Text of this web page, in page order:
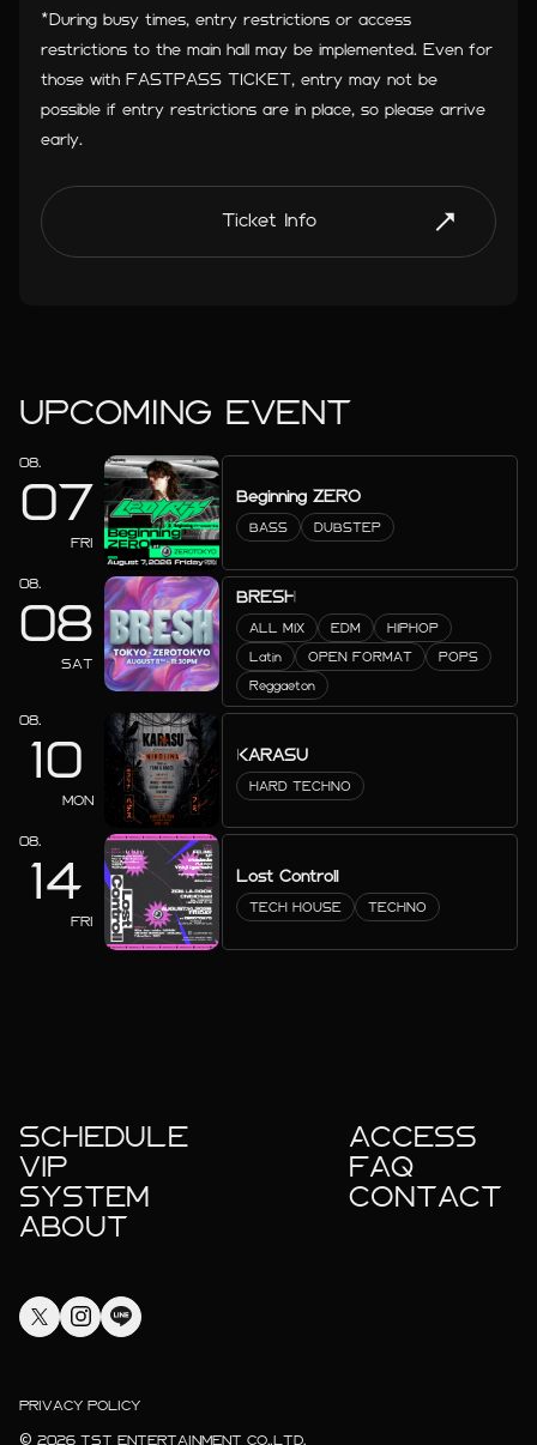
*During busy times, entry restrictions or access
restrictions to the main hall may be implemented. Even for
those with FASTPASS TICKET, entry may not be
possible if entry restrictions are in place, so please arrive
early.
Ticket Info
UPCOMING EVENT
08.
07
FRI
Beginning ZERO
BASS DUBSTEP
08.
08
SAT
BRESH
ALL MIX EDM HIPHOP
Latin OPEN FORMAT POPS
Reggaeton
08.
10
MON
KARASU
HARD TECHNO
08.
14
FRI
Lost Controll
TECH HOUSE TECHNO
SCHEDULE
ACCESS
VIP
FAQ
SYSTEM
CONTACT
ABOUT
PRIVACY POLICY
© 2026 TST ENTERTAINMENT CO.,LTD.